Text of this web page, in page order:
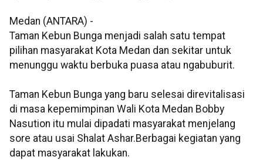
Medan (ANTARA) -
Taman Kebun Bunga menjadi salah satu tempat
pilihan masyarakat Kota Medan dan sekitar untuk
menunggu waktu berbuka puasa atau ngabuburit.
Taman Kebun Bunga yang baru selesai direvitalisasi
di masa kepemimpinan Wali Kota Medan Bobby
Nasution itu mulai dipadati masyarakat menjelang
sore atau usai Shalat Ashar.Berbagai kegiatan yang
dapat masyarakat lakukan.